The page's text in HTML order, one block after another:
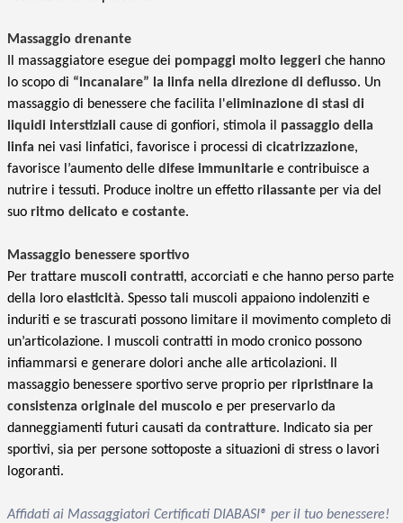
Massaggio drenante
Il massaggiatore esegue dei pompaggi molto leggeri che hanno
lo scopo di “incanalare” la linfa nella direzione di deflusso. Un
massaggio di benessere che facilita l'eliminazione di stasi di
liquidi interstiziali cause di gonfiori, stimola il passaggio della
linfa nei vasi linfatici, favorisce i processi di cicatrizzazione,
favorisce l’aumento delle difese immunitarie e contribuisce a
nutrire i tessuti. Produce inoltre un effetto rilassante per via del
suo ritmo delicato e costante.
Massaggio benessere sportivo
Per trattare muscoli contratti, accorciati e che hanno perso parte
della loro elasticità. Spesso tali muscoli appaiono indolenziti e
induriti e se trascurati possono limitare il movimento completo di
un’articolazione. I muscoli contratti in modo cronico possono
infiammarsi e generare dolori anche alle articolazioni. Il
massaggio benessere sportivo serve proprio per ripristinare la
consistenza originale del muscolo e per preservarlo da
danneggiamenti futuri causati da contratture. Indicato sia per
sportivi, sia per persone sottoposte a situazioni di stress o lavori
logoranti.
Affidati ai Massaggiatori Certificati DIABASI® per il tuo benessere!